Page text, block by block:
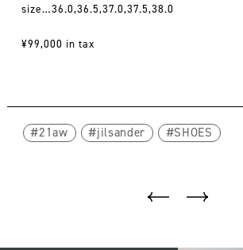
size…36.0,36.5,37.0,37.5,38.0
¥99,000 in tax
21aw jilsander SHOES